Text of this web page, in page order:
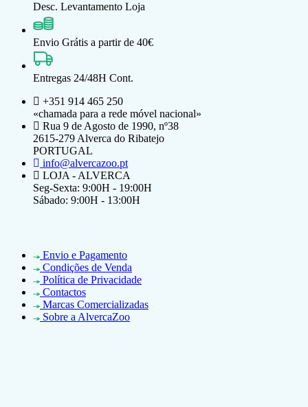
Desc. Levantamento Loja
Envio Grátis a partir de 40€
Entregas 24/48H Cont.
+351 914 465 250
«chamada para a rede móvel nacional»
Rua 9 de Agosto de 1990, nº38
2615-279 Alverca do Ribatejo
PORTUGAL
info@alvercazoo.pt
LOJA - ALVERCA
Seg-Sexta: 9:00H - 19:00H
Sábado: 9:00H - 13:00H
Envio e Pagamento
Condições de Venda
Política de Privacidade
Contactos
Marcas Comercializadas
Sobre a AlvercaZoo